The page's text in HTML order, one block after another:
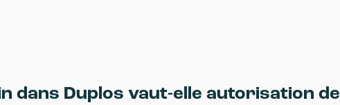
dans Duplos vaut-elle autorisation de